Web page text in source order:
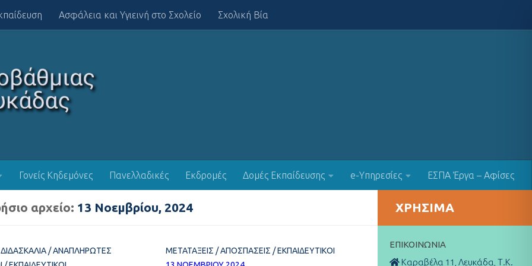
Ασφάλεια και Υγιεινή στο Σχολείο Σχολική Βία
Γονείς Κηδεμόνες Πανελλαδικές Εκδρομές Δομές Εκπαίδευσης e-Υπηρεσίες ΕΣΠΑ Έργα – Αφίσες
αρχείο: 13 Νοεμβρίου, 2024
/ΑΝΑΠΛΗΡΩΤΈΣ
ΜΕΤΑΤΆΞΕΙΣ /ΑΠΟΣΠΆΣΕΙΣ /ΕΚΠΑΙΔΕΥΤΙΚΟΊ
ΧΡΉΣΙΜΑ
ΕΠΙΚΟΙΝΩΝΊΑ
Καραβέλα 11, Λευκάδα, Τ.Κ.